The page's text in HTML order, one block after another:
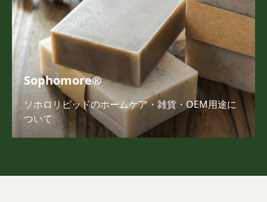
Sophomore®
ソホロリピッドのホームケア・雑貨・OEM用途に
ついて